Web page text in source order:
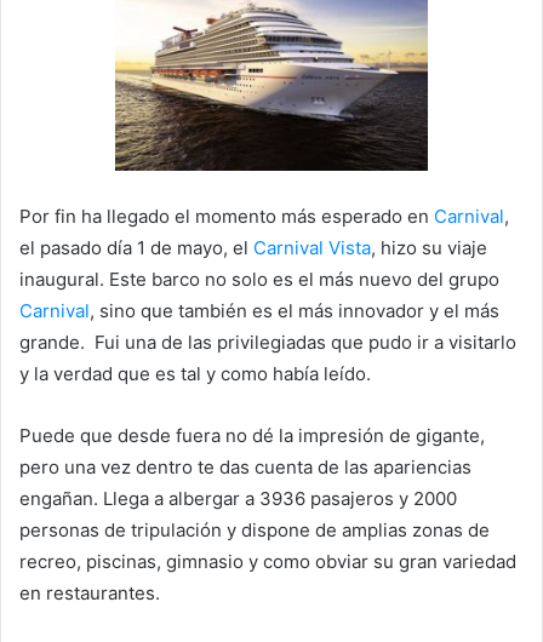
Por fin ha llegado el momento más esperado en Carnival,
el pasado día 1 de mayo, el Carnival Vista, hizo su viaje
inaugural. Este barco no solo es el más nuevo del grupo
Carnival, sino que también es el más innovador y el más
grande. Fui una de las privilegiadas que pudo ir a visitarlo
y la verdad que es tal y como había leído.
Puede que desde fuera no dé la impresión de gigante,
pero una vez dentro te das cuenta de las apariencias
engañan. Llega a albergar a 3936 pasajeros y 2000
personas de tripulación y dispone de amplias zonas de
recreo, piscinas, gimnasio y como obviar su gran variedad
en restaurantes.